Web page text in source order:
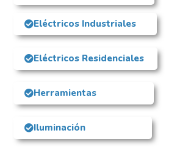
Eléctricos Industriales
Eléctricos Residenciales
Herramientas
Iluminación